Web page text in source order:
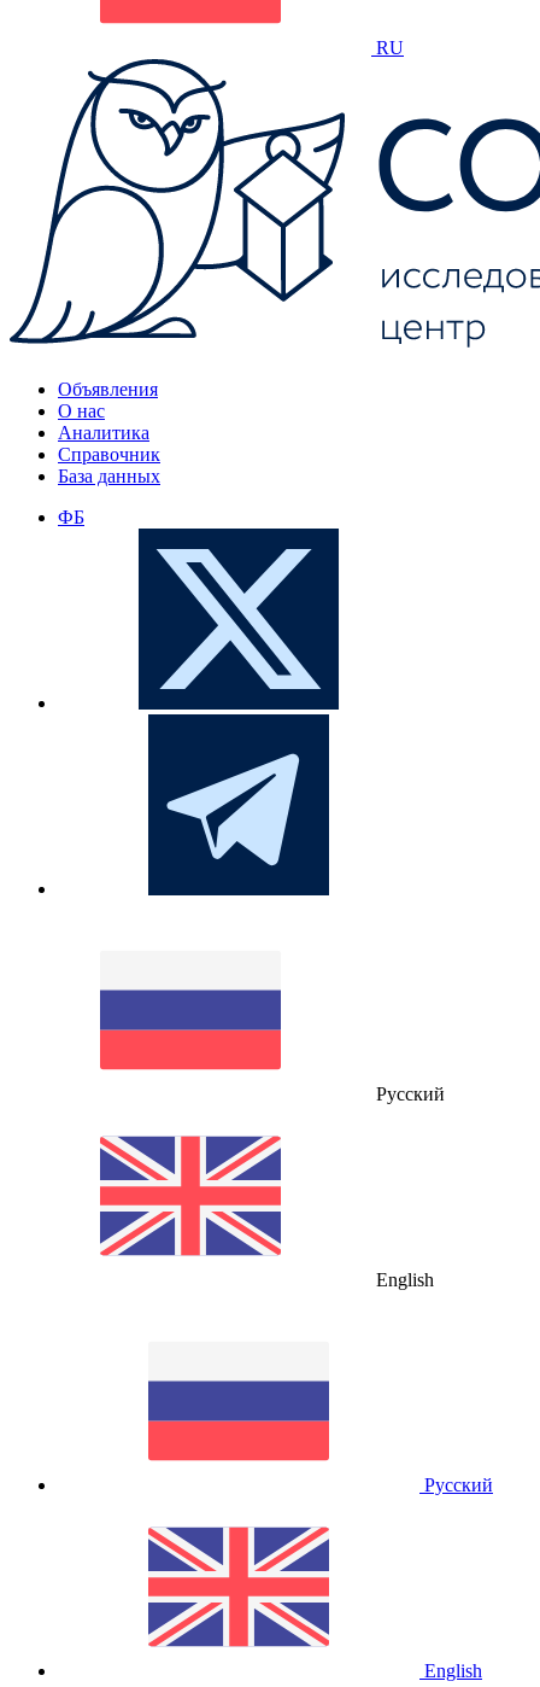
RU
Объявления
О нас
Аналитика
Справочник
База данных
ФБ
Русский
English
Русский
English